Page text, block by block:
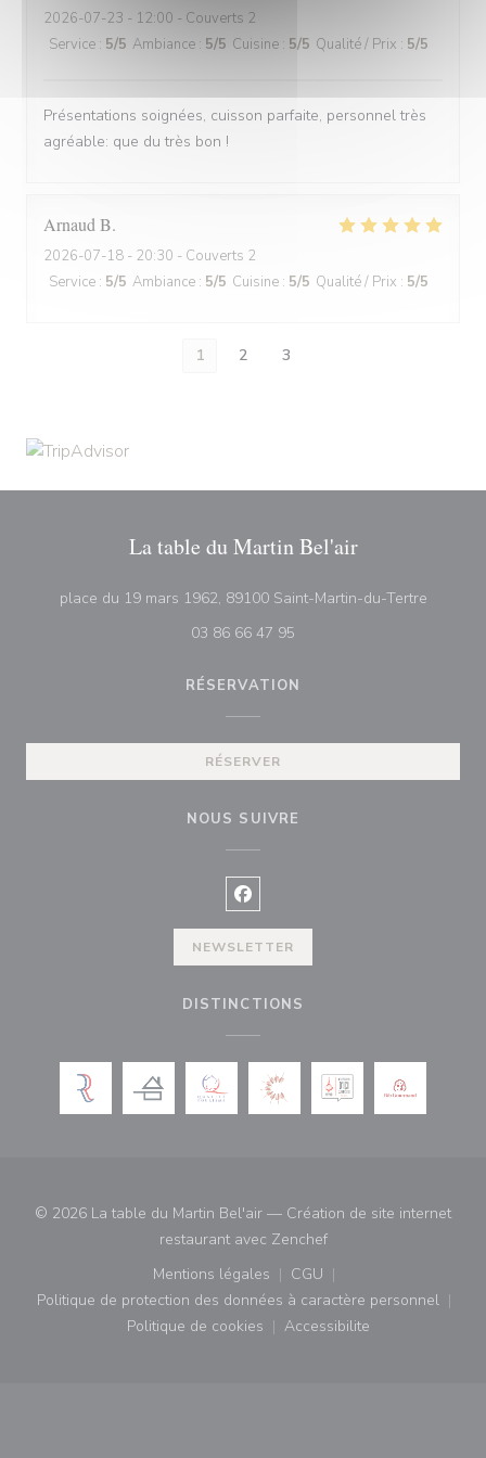
2026-07-23 - 12:00 - Couverts 2
Service : 5/5 Ambiance : 5/5 Cuisine : 5/5 Qualité / Prix : 5/5
Présentations soignées, cuisson parfaite, personnel très
agréable: que du très bon !
Arnaud B
2026-07-18 - 20:30 - Couverts 2
Service : 5/5 Ambiance : 5/5 Cuisine : 5/5 Qualité / Prix : 5/5
1 2 3
La table du Martin Bel'air
place du 19 mars 1962, 89100 Saint-Martin-du-Tertre((ouvre
03 86 66 47 95
RÉSERVATION
RÉSERVER
NOUS SUIVRE
Facebook ((ouvre une nouvelle
NEWSLETTER
DISTINCTIONS
© 2026 La table du Martin Bel'air — Création de site internet
restaurant avec Zenchef((ouvre une nouvelle
Mentions légales
((ouvre une nouvelle fenêtre))
CGU
((ouvre une nouvelle
Politique de protection des données à caractère personnel
((ouvre une nouvelle fenêtre))
Politique de cookies
((ouvre une nouvelle fenêtre))
Accessibilite
((ouvre une nouvelle